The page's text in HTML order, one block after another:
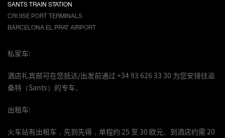
SANTS TRAIN STATION
CRUISE PORT TERMINALS
BARCELONA EL PRAT AIRPORT
私家车:
酒店礼宾部可在您抵达/出发前通过 +34 93 626 33 30 为您安排往返
桑特（Sants）的专车。
出租车:
火车站有出租车，先到先得，单程约 25 至 30 欧元。到酒店约需 20